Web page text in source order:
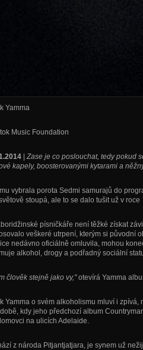
Yamma
Music Foundation
| Zase je co poslouchat, tedy pokud
kapely, boosterovanými kytarami a
vybrala porota Sedmi samurajů do
stoupá, ale to se dalo tušit už v
písničkáře není těžké získat
veškeré utrpení, kterým si původní
nedávno oficiálně omluvila, mohou
alkohol, drogy a podřadný sociální
člověk stejně jako vy,"otevírá Yamma
Yamma o svém alkoholismu mluví i
kdy jeho předchozí album
na ulicích Adelaide.
z národa Pitjantjatjara, je synem už